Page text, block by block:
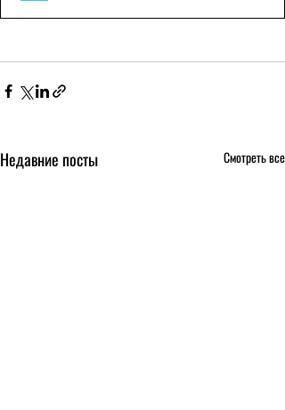
Недавние посты Смотреть все